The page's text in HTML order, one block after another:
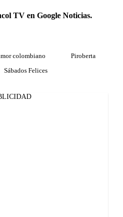
TV en Google Noticias.
colombiano
Piroberta
Sábados Felices